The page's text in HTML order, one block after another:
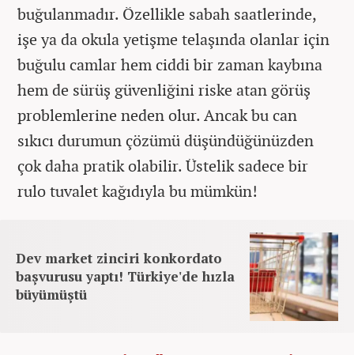
buğulanmadır. Özellikle sabah saatlerinde,
işe ya da okula yetişme telaşında olanlar için
buğulu camlar hem ciddi bir zaman kaybına
hem de sürüş güvenliğini riske atan görüş
problemlerine neden olur. Ancak bu can
sıkıcı durumun çözümü düşündüğünüzden
çok daha pratik olabilir. Üstelik sadece bir
rulo tuvalet kağıdıyla bu mümkün!
Dev market zinciri konkordato
başvurusu yaptı! Türkiye'de hızla
büyümüştü